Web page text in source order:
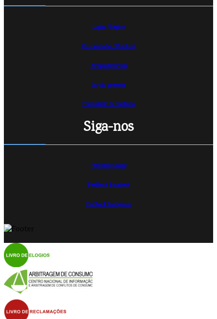
Login / Registo
Ver carrinho /Checkout
Artigos favoritos
Cartão presente
Formulário de contacto
Siga-nos
Feedback Google
Feedback Facebook
Feedback Instagram